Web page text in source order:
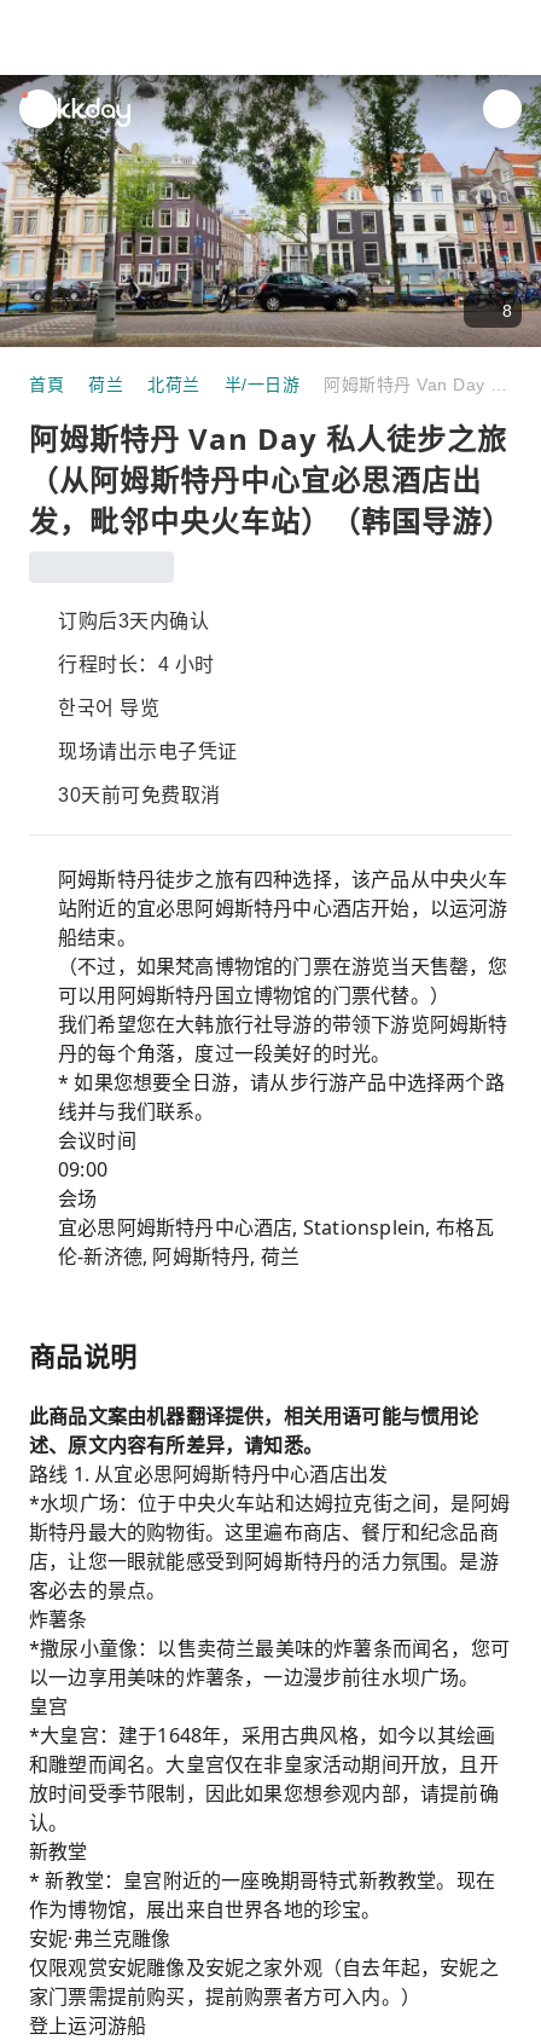
unread
notifications
8
首頁 荷兰 北荷兰 半/一日游
阿姆斯特丹 Van Day 私人徒步之旅
（从阿姆斯特丹中心宜必思酒店出
发，毗邻中央火车站）（韩国导游）
订购后3天内确认
行程时长：4 小时
한국어 导览
现场请出示电子凭证
30天前可免费取消
阿姆斯特丹徒步之旅有四种选择，该产品从中央火车
站附近的宜必思阿姆斯特丹中心酒店开始，以运河游
船结束。
（不过，如果梵高博物馆的门票在游览当天售罄，您
可以用阿姆斯特丹国立博物馆的门票代替。）
我们希望您在大韩旅行社导游的带领下游览阿姆斯特
丹的每个角落，度过一段美好的时光。
* 如果您想要全日游，请从步行游产品中选择两个路
线并与我们联系。
会议时间
09:00
会场
宜必思阿姆斯特丹中心酒店, Stationsplein, 布格瓦
伦-新济德, 阿姆斯特丹, 荷兰
商品说明
此商品文案由机器翻译提供，相关用语可能与惯用论
述、原文内容有所差异，请知悉。
路线 1. 从宜必思阿姆斯特丹中心酒店出发
*水坝广场：位于中央火车站和达姆拉克街之间，是阿姆
斯特丹最大的购物街。这里遍布商店、餐厅和纪念品商
店，让您一眼就能感受到阿姆斯特丹的活力氛围。是游
客必去的景点。
炸薯条
*撒尿小童像：以售卖荷兰最美味的炸薯条而闻名，您可
以一边享用美味的炸薯条，一边漫步前往水坝广场。
皇宫
*大皇宫：建于1648年，采用古典风格，如今以其绘画
和雕塑而闻名。大皇宫仅在非皇家活动期间开放，且开
放时间受季节限制，因此如果您想参观内部，请提前确
认。
新教堂
* 新教堂：皇宫附近的一座晚期哥特式新教教堂。现在
作为博物馆，展出来自世界各地的珍宝。
安妮·弗兰克雕像
仅限观赏安妮雕像及安妮之家外观（自去年起，安妮之
家门票需提前购买，提前购票者方可入内。）
登上运河游船